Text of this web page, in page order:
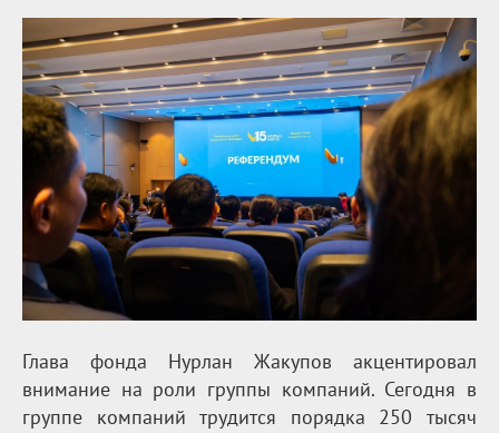
Глава фонда Нурлан Жакупов акцентировал
внимание на роли группы компаний. Сегодня в
группе компаний трудится порядка 250 тысяч